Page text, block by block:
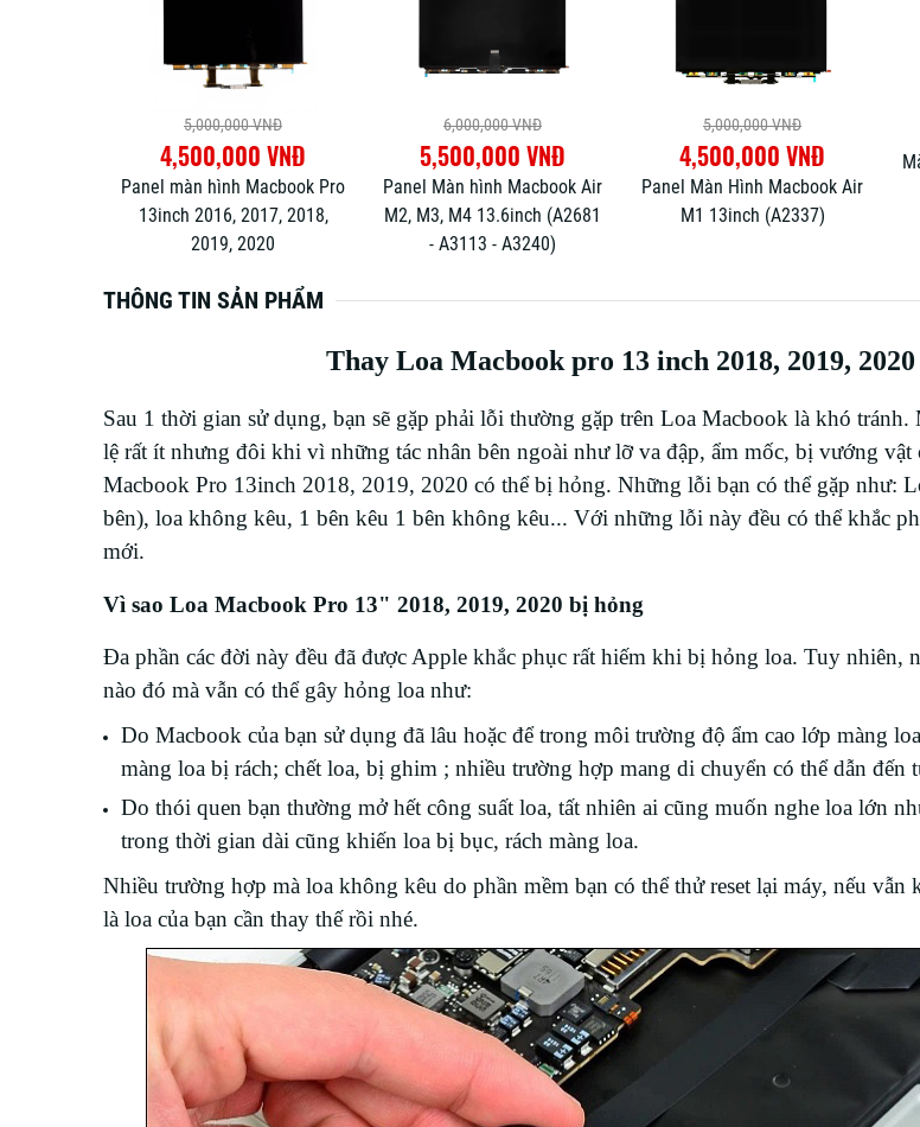
6,000,000 VNĐ
5,500,000 VNĐ
Panel Màn hình Macbook Air
M2, M3, M4 13.6inch (A2681
- A3113 - A3240)
5,000,000 VNĐ
4,500,000 VNĐ
Panel Màn Hình Macbook Air
M1 13inch (A2337)
3,800,000 VNĐ
Màn hình Macbook Air 2018/
2019/ 2020 A1932
THÔNG TIN SẢN PHẨM
Thay Loa Macbook pro 13 inch 2018, 2019, 2020
Sau 1 thời gian sử dụng, bạn sẽ gặp phải lỗi thường gặp trên Loa Macbook là khó
lệ rất ít nhưng đôi khi vì những tác nhân bên ngoài như lỡ va đập, ẩm mốc, bị vướng vật
Macbook Pro 13inch 2018, 2019, 2020 có thể bị hỏng. Những lỗi bạn có thể gặp như:
bên), loa không kêu, 1 bên kêu 1 bên không kêu... Với những lỗi này đều có thể khắc
mới.
Vì sao Loa Macbook Pro 13" 2018, 2019, 2020 bị hỏng
Đa phần các đời này đều đã được Apple khắc phục rất hiếm khi bị hỏng loa. Tuy nhiên,
nào đó mà vẫn có thể gây hỏng loa như:
Do Macbook của bạn sử dụng đã lâu hoặc để trong môi trường độ ẩm cao lớp màng
màng loa bị rách; chết loa, bị ghim ; nhiều trường hợp mang di chuyển có thể dẫn đến
Do thói quen bạn thường mở hết công suất loa, tất nhiên ai cũng muốn nghe loa lớn
trong thời gian dài cũng khiến loa bị bục, rách màng loa.
Nhiều trường hợp mà loa không kêu do phần mềm bạn có thể thử reset lại máy, nếu vẫn
là loa của bạn cần thay thế rồi nhé.